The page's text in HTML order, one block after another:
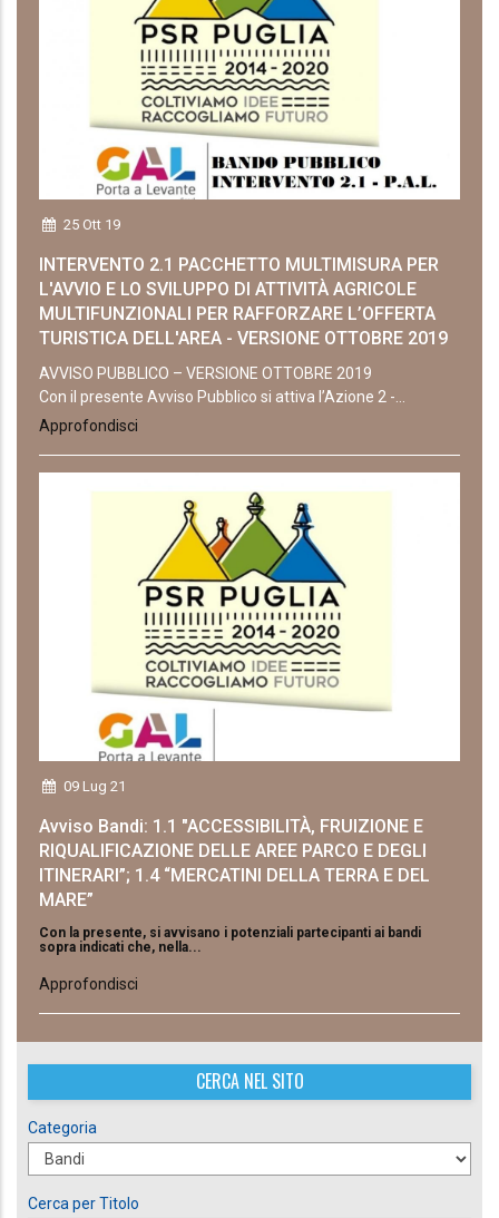
25 Ott 19
INTERVENTO 2.1 PACCHETTO MULTIMISURA PER
L'AVVIO E LO SVILUPPO DI ATTIVITÀ AGRICOLE
MULTIFUNZIONALI PER RAFFORZARE L’OFFERTA
TURISTICA DELL'AREA - VERSIONE OTTOBRE 2019
AVVISO PUBBLICO – VERSIONE OTTOBRE 2019
Con il presente Avviso Pubblico si attiva l’Azione 2 -...
Approfondisci
09 Lug 21
Avviso Bandi: 1.1 "ACCESSIBILITÀ, FRUIZIONE E
RIQUALIFICAZIONE DELLE AREE PARCO E DEGLI
ITINERARI”; 1.4 “MERCATINI DELLA TERRA E DEL
MARE”
Con la presente, si avvisano i potenziali partecipanti ai bandi
sopra indicati che, nella...
Approfondisci
CERCA NEL SITO
Categoria
Cerca per Titolo